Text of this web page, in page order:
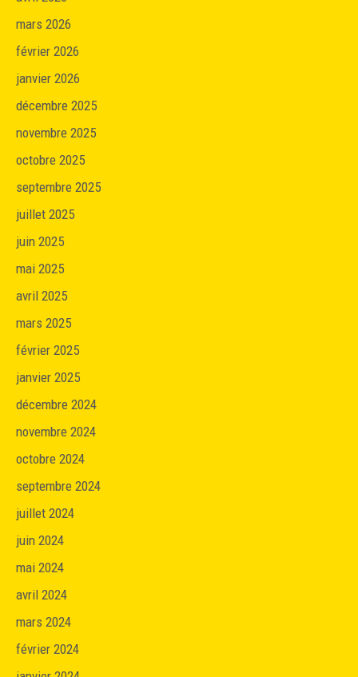
mars 2026
février 2026
janvier 2026
décembre 2025
novembre 2025
octobre 2025
septembre 2025
juillet 2025
juin 2025
mai 2025
avril 2025
mars 2025
février 2025
janvier 2025
décembre 2024
novembre 2024
octobre 2024
septembre 2024
juillet 2024
juin 2024
mai 2024
avril 2024
mars 2024
février 2024